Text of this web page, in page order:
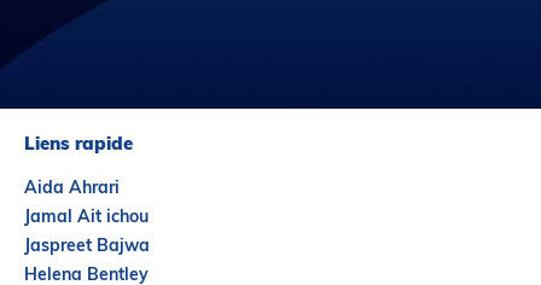
Ressources pour les patients
Contact
À Propos
Liens rapide
Aida Ahrari
Jamal Ait ichou
Jaspreet Bajwa
Helena Bentley